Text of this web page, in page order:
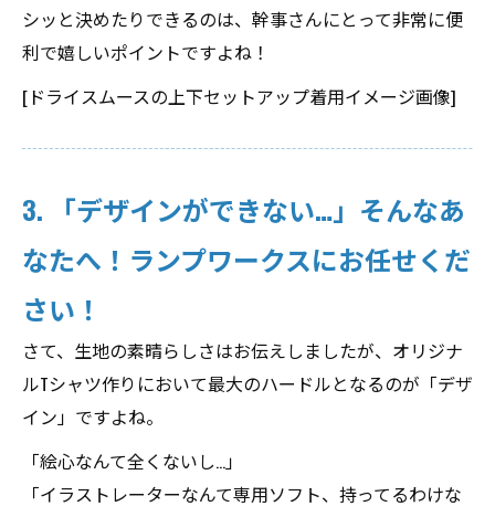
シッと決めたりできるのは、幹事さんにとって非常に便
利で嬉しいポイントですよね！
[ドライスムースの上下セットアップ着用イメージ画像]
3. 「デザインができない…」そんなあ
なたへ！ランプワークスにお任せくだ
さい！
さて、生地の素晴らしさはお伝えしましたが、オリジナ
ルTシャツ作りにおいて最大のハードルとなるのが「デザ
イン」ですよね。
「絵心なんて全くないし…」
「イラストレーターなんて専用ソフト、持ってるわけな